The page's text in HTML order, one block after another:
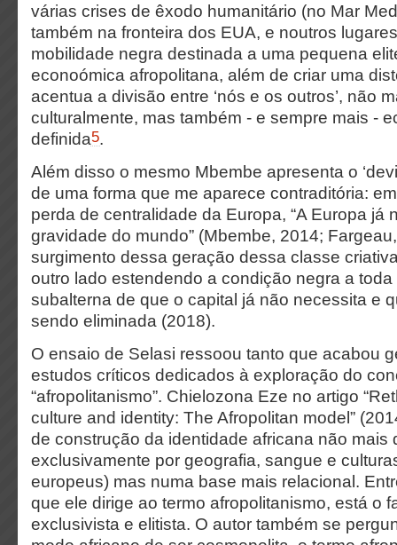
várias crises de êxodo humanitário (no Mar
também na fronteira dos EUA, e noutros
mobilidade negra destinada a uma pequena
econoómica afropolitana, além de criar uma
acentua a divisão entre ‘nós e os outros’, não
culturalmente, mas também - e sempre mais -
definida5.
Além disso o mesmo Mbembe apresenta o
de uma forma que me aparece contraditória:
perda de centralidade da Europa, “A Europa já
gravidade do mundo” (Mbembe, 2014;
surgimento dessa geração dessa classe
outro lado estendendo a condição negra a
subalterna de que o capital já não necessita e
sendo eliminada (2018).
O ensaio de Selasi ressoou tanto que acabou
estudos críticos dedicados à exploração do
“afropolitanismo”. Chielozona Eze no artigo
culture and identity: The Afropolitan model”
de construção da identidade africana não mais
exclusivamente por geografia, sangue e
europeus) mas numa base mais relacional.
que ele dirige ao termo afropolitanismo, está o
exclusivista e elitista. O autor também se